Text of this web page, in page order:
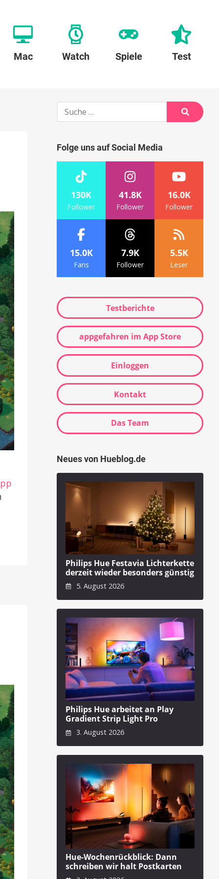
Mac Watch Spiele Test
Suche
Suche
Folge uns auf Social Media
130K
Follower
41.8K
Follower
16.0K
Follower
15.0K
Fans
7.9K
Follower
5.5K
Leser
Testberichte
appgefahren im App Store
Einloggen
Kontakt
Das Team
Neues von Hueblog.de
Philips Hue Festavia Lichterkette
derzeit wieder besonders günstig
5. August 2026
Philips Hue arbeitet an Play
Gradient Strip Light Pro
3. August 2026
Hue-Wochenrückblick: Dann
schreiben wir halt Postkarten